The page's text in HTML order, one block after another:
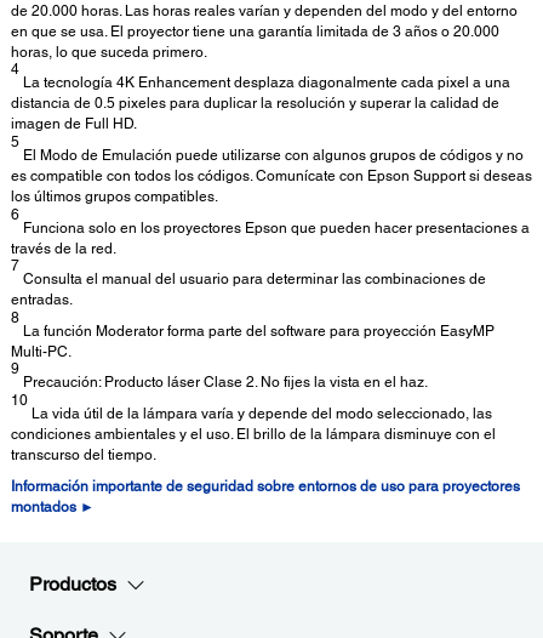
de 20.000 horas. Las horas reales varían y dependen del modo y del entorno
en que se usa. El proyector tiene una garantía limitada de 3 años o 20.000
horas, lo que suceda primero.
4
La tecnología 4K Enhancement desplaza diagonalmente cada pixel a una
distancia de 0.5 pixeles para duplicar la resolución y superar la calidad de
imagen de Full HD.
5
El Modo de Emulación puede utilizarse con algunos grupos de códigos y no
es compatible con todos los códigos. Comunícate con Epson Support si deseas
los últimos grupos compatibles.
6
Funciona solo en los proyectores Epson que pueden hacer presentaciones a
través de la red.
7
Consulta el manual del usuario para determinar las combinaciones de
entradas.
8
La función Moderator forma parte del software para proyección EasyMP
Multi-PC.
9
Precaución: Producto láser Clase 2. No fijes la vista en el haz.
10
La vida útil de la lámpara varía y depende del modo seleccionado, las
condiciones ambientales y el uso. El brillo de la lámpara disminuye con el
transcurso del tiempo.
Información importante de seguridad sobre entornos de uso para proyectores
montados ►
Productos